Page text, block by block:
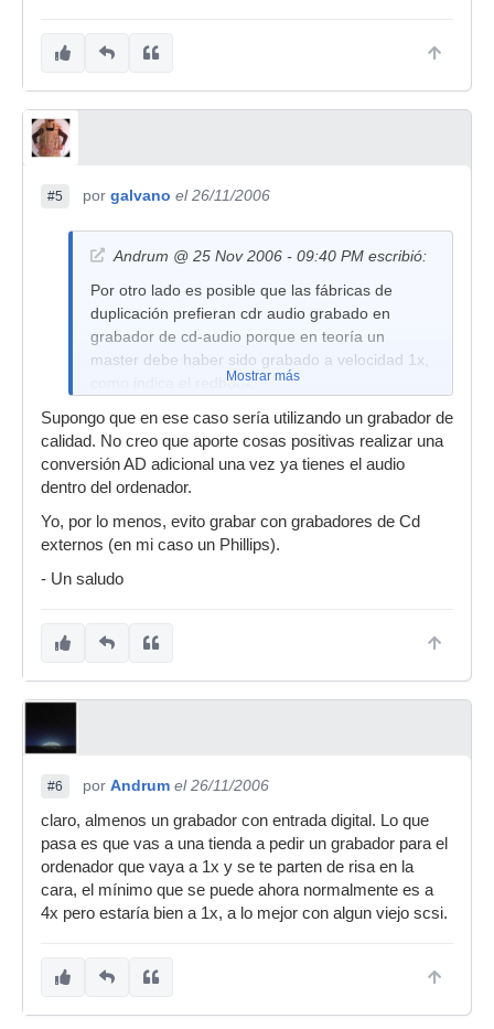
#5 por galvano el 26/11/2006
Andrum @ 25 Nov 2006 - 09:40 PM escribió:
Por otro lado es posible que las fábricas de
duplicación prefieran cdr audio grabado en
grabador de cd-audio porque en teoría un
master debe haber sido grabado a velocidad 1x,
como indica el redbook.Mostrar más
Supongo que en ese caso sería utilizando un grabador de
calidad. No creo que aporte cosas positivas realizar una
conversión AD adicional una vez ya tienes el audio
dentro del ordenador.
Yo, por lo menos, evito grabar con grabadores de Cd
externos (en mi caso un Phillips).
- Un saludo
#6 por Andrum el 26/11/2006
claro, almenos un grabador con entrada digital. Lo que
pasa es que vas a una tienda a pedir un grabador para el
ordenador que vaya a 1x y se te parten de risa en la
cara, el mínimo que se puede ahora normalmente es a
4x pero estaría bien a 1x, a lo mejor con algun viejo scsi.